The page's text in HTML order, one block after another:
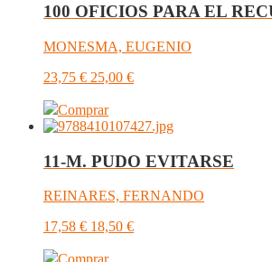
100 OFICIOS PARA EL
MONESMA, EUGENIO
23,75 € 25,00 €
Comprar
11-M. PUDO EVITARSE
REINARES, FERNANDO
17,58 € 18,50 €